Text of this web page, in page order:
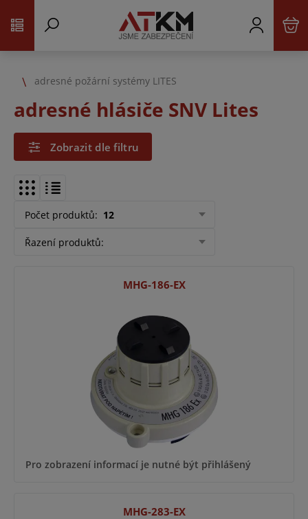
adresné požární systémy LITES
adresné hlásiče SNV Lites
Zobrazit dle filtru
Počet produktů: 12
Řazení produktů:
MHG-186-EX
Pro zobrazení informací je nutné být přihlášený
MHG-283-EX